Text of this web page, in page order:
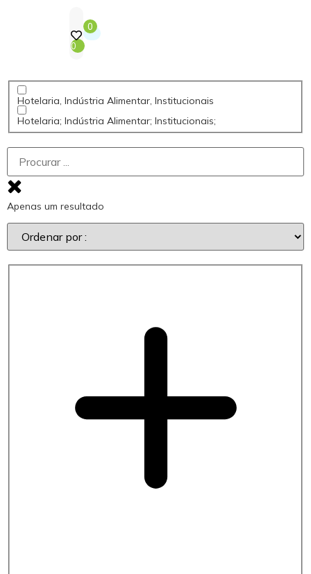
0
0
Hotelaria, Indústria Alimentar, Institucionais
Hotelaria; Indústria Alimentar; Institucionais;
Apenas um resultado